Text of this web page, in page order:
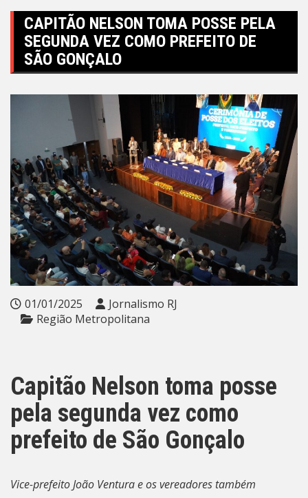
CAPITÃO NELSON TOMA POSSE PELA
SEGUNDA VEZ COMO PREFEITO DE
SÃO GONÇALO
01/01/2025
Jornalismo RJ
Região Metropolitana
Capitão Nelson toma posse
pela segunda vez como
prefeito de São Gonçalo
Vice-prefeito João Ventura e os vereadores também